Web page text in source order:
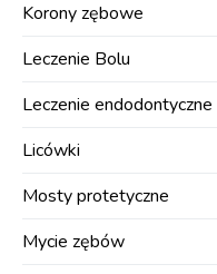
Korony zębowe
Leczenie Bolu
Leczenie endodontyczne
Licówki
Mosty protetyczne
Mycie zębów